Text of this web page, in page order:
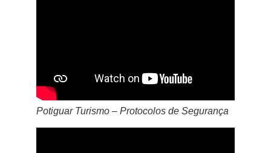
Potiguar Turismo – Protocolos de Segurança